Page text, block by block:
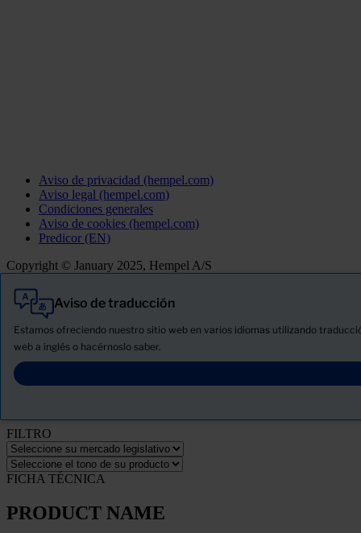
Aviso de privacidad (hempel.com)
Aviso legal (hempel.com)
Condiciones generales
Aviso de cookies (hempel.com)
Predicor (EN)
Copyright © January 2025, Hempel A/S
Aviso de traducción
Estamos ofreciendo nuestro sitio web en varios idiomas utilizando
web a inglés o hacérnoslo saber.
Todo
Productos
Descargue la ficha de seguridad del producto
FILTRO
FICHA TÉCNICA
PRODUCT NAME